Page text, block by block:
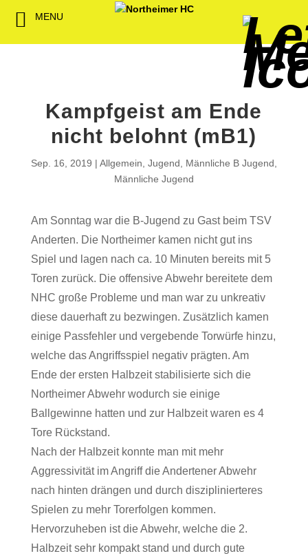
Kampfgeist am Ende
nicht belohnt (mB1)
Sep. 16, 2019 Allgemein Jugend Männliche B Jugend
Männliche Jugend
Am Sonntag war die B-Jugend zu Gast beim TSV
Anderten. Die Northeimer kamen nicht gut ins
Spiel und lagen nach ca. 10 Minuten bereits mit 5
Toren zurück. Die offensive Abwehr bereitete dem
NHC große Probleme und man war zu unkreativ
diese dauerhaft zu bezwingen. Zusätzlich kamen
einige Passfehler und vergebende Torwürfe hinzu,
welche das Angriffsspiel negativ prägten. Am
Ende der ersten Halbzeit stabilisierte sich die
Northeimer Abwehr wodurch sie einige
Ballgewinne hatten und zur Halbzeit waren es 4
Tore Rückstand.
Nach der Halbzeit konnte man mit mehr
Aggressivität im Angriff die Andertener Abwehr
nach hinten drängen und durch disziplinierteres
Spielen zu mehr Torerfolgen kommen.
Hervorzuheben ist die Abwehr, welche die 2.
Halbzeit sehr kompakt stand und durch gute
MENU
Back Back
1. Herren
2. Herren
1. Damen
Back
Weibliche
Jugend
Minis &
Spielbetrieb
Back
NHC
Back
Spieltagssponsoren
Hallenheft
Back
Back Back
Vorstand
Satzung
FWD
Back
Back
Download
Kooperationen
Termine
Intern
Back